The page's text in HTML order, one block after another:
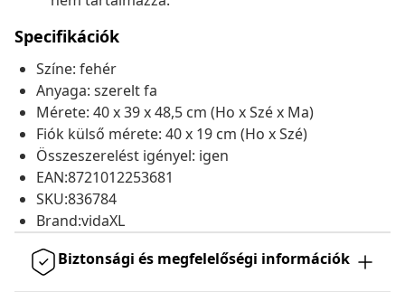
Specifikációk
Színe: fehér
Anyaga: szerelt fa
Mérete: 40 x 39 x 48,5 cm (Ho x Szé x Ma)
Fiók külső mérete: 40 x 19 cm (Ho x Szé)
Összeszerelést igényel: igen
EAN:8721012253681
SKU:836784
Brand:vidaXL
Biztonsági és megfelelőségi információk